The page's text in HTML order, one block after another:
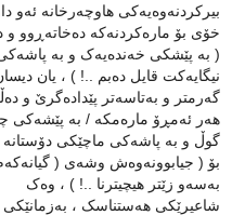
بیرکردنەوەیەکی هاوچەرخانە ئەو
خۆی بۆ مارەکردنەکە دەخاتەڕوو و
( بە پێشکی خەندەیەک و بە
نیگایەکت قایل دەبم ..! ) ، یان
گەرمتر و بەتاسەتر پێدادەگرێ و
هەر ئەمڕۆ مارەمکە / بە پێشەکی
گوڵ و بە پاشەکی ماچێکی دۆستانە
بۆ ( جیابوونەوەش وشەی (
بەسەو زێتر هیچیترنا ..! ) ، وەک
شاعیرێکی هەستناسک ، بەزمانێکی